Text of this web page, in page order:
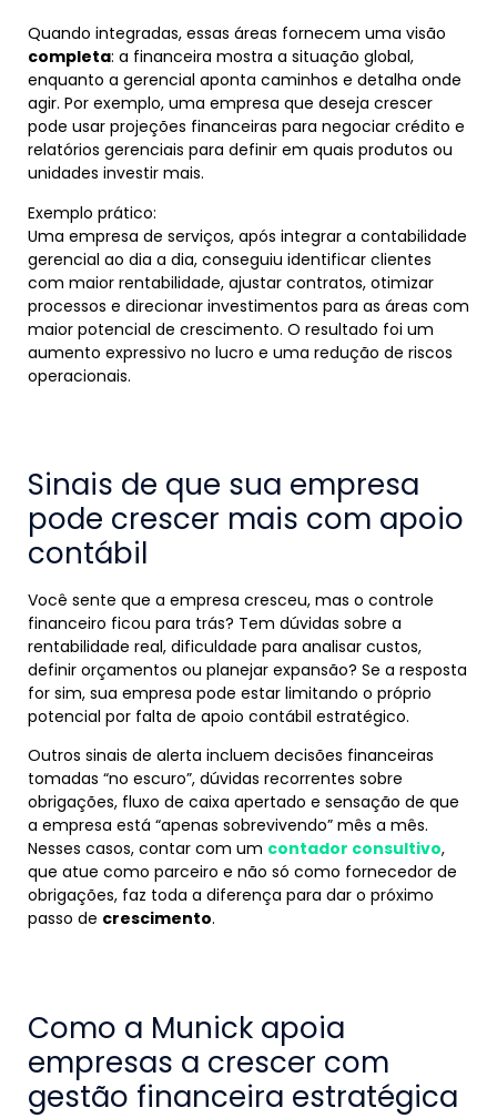
Quando integradas, essas áreas fornecem uma visão
completa: a financeira mostra a situação global,
enquanto a gerencial aponta caminhos e detalha onde
agir. Por exemplo, uma empresa que deseja crescer
pode usar projeções financeiras para negociar crédito e
relatórios gerenciais para definir em quais produtos ou
unidades investir mais.
Exemplo prático:
Uma empresa de serviços, após integrar a contabilidade
gerencial ao dia a dia, conseguiu identificar clientes
com maior rentabilidade, ajustar contratos, otimizar
processos e direcionar investimentos para as áreas com
maior potencial de crescimento. O resultado foi um
aumento expressivo no lucro e uma redução de riscos
operacionais.
Sinais de que sua empresa
pode crescer mais com apoio
contábil
Você sente que a empresa cresceu, mas o controle
financeiro ficou para trás? Tem dúvidas sobre a
rentabilidade real, dificuldade para analisar custos,
definir orçamentos ou planejar expansão? Se a resposta
for sim, sua empresa pode estar limitando o próprio
potencial por falta de apoio contábil estratégico.
Outros sinais de alerta incluem decisões financeiras
tomadas “no escuro”, dúvidas recorrentes sobre
obrigações, fluxo de caixa apertado e sensação de que
a empresa está “apenas sobrevivendo” mês a mês.
Nesses casos, contar com um contador consultivo,
que atue como parceiro e não só como fornecedor de
obrigações, faz toda a diferença para dar o próximo
passo de crescimento.
Como a Munick apoia
empresas a crescer com
gestão financeira estratégica